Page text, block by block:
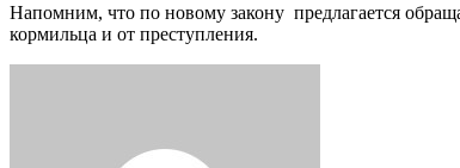
Напомним, что по новому закону предлагается
кормильца и от преступления.